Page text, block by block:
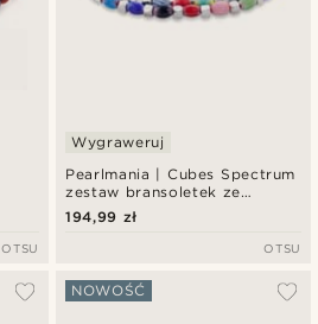
OTSU
Pearlmania | Cubes Spectrum
zestaw bransoletek ze
szklanych koralików i stali
nierdzewnej
Wygraweruj
194,99 zł
OTSU
NOWOŚĆ